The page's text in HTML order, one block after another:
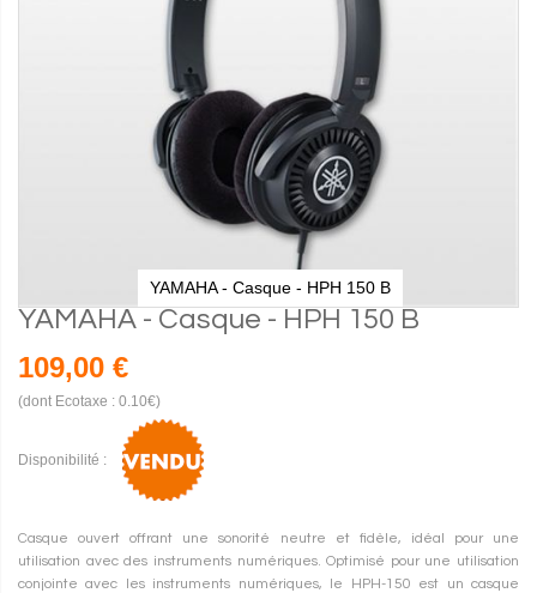
YAMAHA - Casque - HPH 150 B
YAMAHA - Casque - HPH 150 B
109,00 €
(dont Ecotaxe : 0.10€)
Disponibilité :
Casque ouvert offrant une sonorité neutre et fidèle, idéal pour une
utilisation avec des instruments numériques. Optimisé pour une utilisation
conjointe avec les instruments numériques, le HPH-150 est un casque